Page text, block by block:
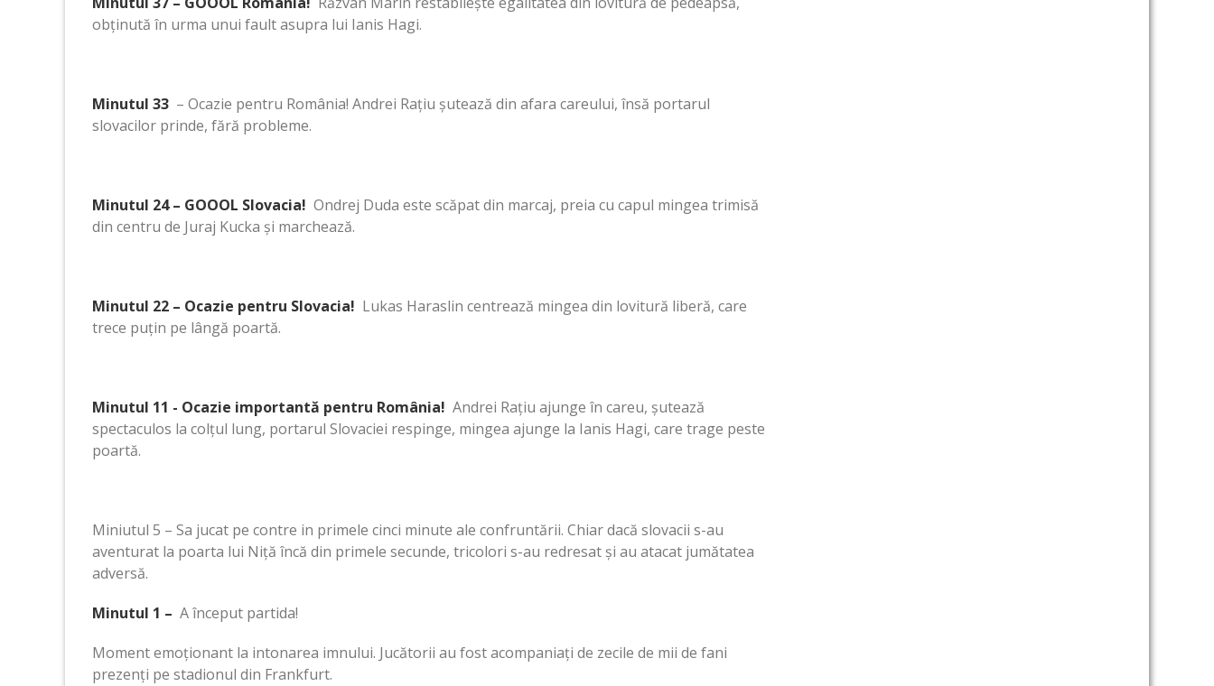
obținută în urma unui fault asupra lui Ianis Hagi.
Minutul 33 – Ocazie pentru România! Andrei Rațiu șutează din afara careului, însă portarul
slovacilor prinde, fără probleme.
Minutul 24 – GOOOL Slovacia! Ondrej Duda este scăpat din marcaj, preia cu capul mingea trimisă
din centru de Juraj Kucka și marchează.
Minutul 22 – Ocazie pentru Slovacia! Lukas Haraslin centrează mingea din lovitură liberă, care
trece puțin pe lângă poartă.
Minutul 11 ​​- Ocazie importantă pentru România! Andrei Rațiu ajunge în careu, șutează
spectaculos la colțul lung, portarul Slovaciei respinge, mingea ajunge la Ianis Hagi, care trage peste
poartă.
Miniutul 5 – Sa jucat pe contre in primele cinci minute ale confruntării. Chiar dacă slovacii s-au
aventurat la poarta lui Niță încă din primele secunde, tricolori s-au redresat și au atacat jumătatea
adversă.
Minutul 1 – A început partida!
Moment emoționant la intonarea imnului. Jucătorii au fost acompaniați de zecile de mii de fani
prezenți pe stadionul din Frankfurt.